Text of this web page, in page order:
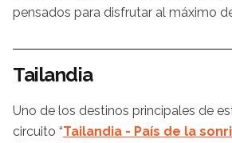
pensados para disfrutar al máximo
Tailandia
Uno de los destinos principales de
circuito “Tailandia - País de la